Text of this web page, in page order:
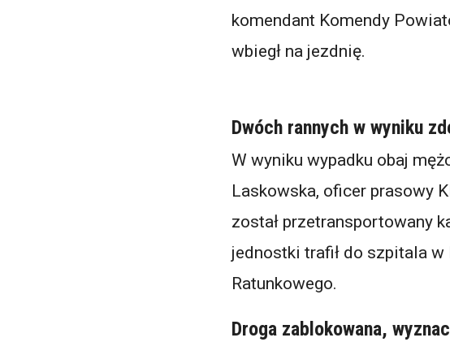
komendant Komendy
wbiegł na jezdnię.
Dwóch rannych w wyniku
W wyniku wypadku obaj
Laskowska, oficer prasowy
został przetransportowany
jednostki trafił do szpitala
Ratunkowego.
Droga zablokowana,